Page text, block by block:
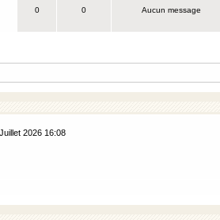
0 0 Aucun message
2026 16:08